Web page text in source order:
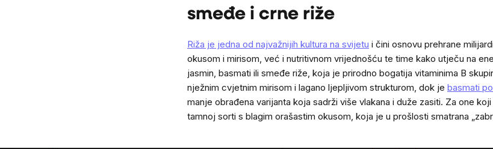
smeđe i crne riže
Riža je jedna od najvažnijih kultura na svijetu i čini osnovu prehrane
okusom i mirisom, već i nutritivnom vrijednošću te time kako utječu na
jasmin, basmati ili smeđe riže, koja je prirodno bogatija vitaminima B
nježnim cvjetnim mirisom i lagano ljepljivom strukturom, dok je basmati
manje obrađena varijanta koja sadrži više vlakana i duže zasiti. Za one
tamnoj sorti s blagim orašastim okusom, koja je u prošlosti smatrana